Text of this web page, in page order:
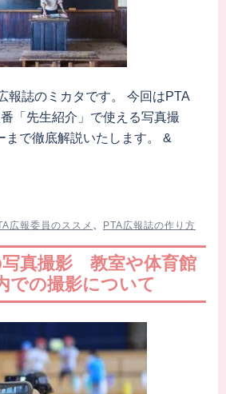
報誌のミカタです。 今回はPTA
「先生紹介」で使える写真撮
まで徹底解説いたします。 &
広報委員のススメ 、 PTA広報誌の作り方
写真撮影 教室や体育館
での撮影について